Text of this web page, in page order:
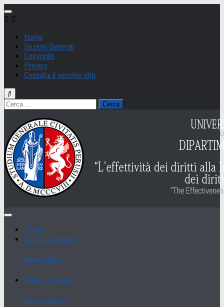
Salta
al
Home
Sezioni Generali
Copyright
Privacy
Consulta il vecchio sito
Ricerca
per:
Home
Gruppo di ricerca
Research Group
Articoli e Saggi
Articles and Essays